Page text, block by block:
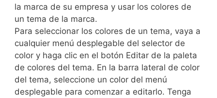
la marca de su empresa y usar los colores de
un tema de la marca.
Para seleccionar los colores de un tema, vaya a
cualquier menú desplegable del selector de
color y haga clic en el botón Editar de la paleta
de colores del tema. En la barra lateral de color
del tema, seleccione un color del menú
desplegable para comenzar a editarlo. Tenga